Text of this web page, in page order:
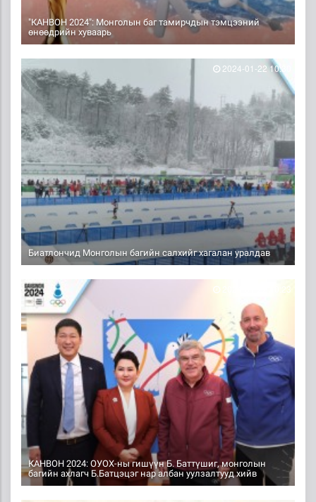
"КАНВОН 2024": Монголын баг тамирчдын тэмцээний
өнөөдрийн хуваарь
Биатлончид Монголын багийн салхийг хагалан уралдав
2024-01-22 10:30
КАНВОН 2024: ОУОХ-ны гишүүн Б. Баттүшиг, монголын
багийн ахлагч Б.Батцэцэг нар албан уулзалтууд хийв
2024-01-22 10:23